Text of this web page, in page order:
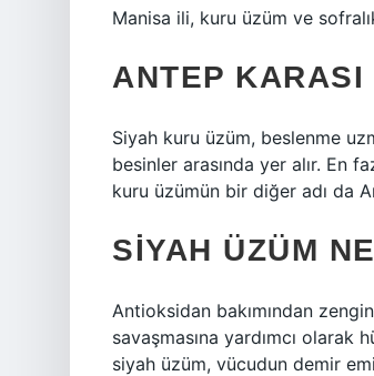
Manisa ili, kuru üzüm ve
ANTEP KARASI
Siyah kuru üzüm, beslenme
besinler arasında yer alır. En
kuru üzümün bir diğer adı da
SIYAH ÜZÜM
Antioksidan bakımından
savaşmasına yardımcı olarak
siyah üzüm, vücudun demir